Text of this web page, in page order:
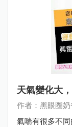
天氣變化大
作者：黑眼圈奶
氣喘有很多不同